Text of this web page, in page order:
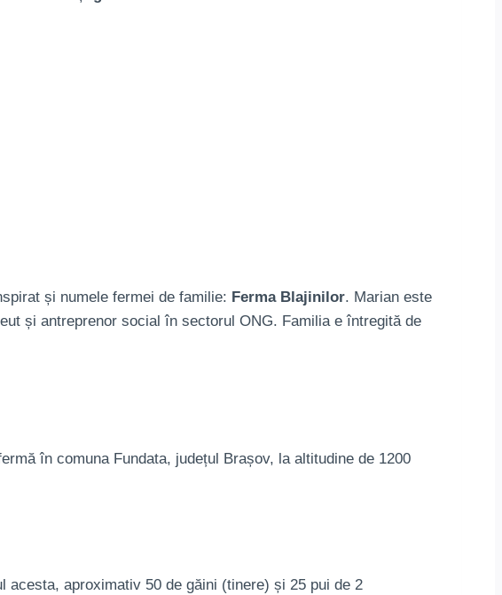
și numele fermei de familie: Ferma Blajinilor. Marian este
și antreprenor social în sectorul ONG. Familia e întregită de
în comuna Fundata, județul Brașov, la altitudine de 1200
aproximativ 50 de găini (tinere) și 25 pui de 2